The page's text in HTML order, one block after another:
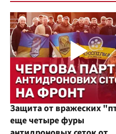
Защита от вражеских
еще четыре фуры